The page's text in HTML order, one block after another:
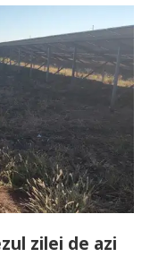
zilei de azi